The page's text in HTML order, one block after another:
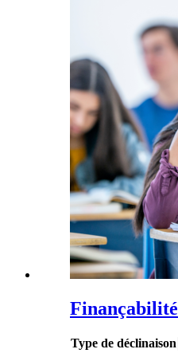
Finançabilité
Type de déclinaison